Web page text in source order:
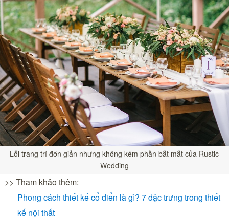
Lối trang trí đơn giản nhưng không kém phần bắt mắt của Rustic
Wedding
>> Tham khảo thêm:
Phong cách thiết kế cổ điển là gì? 7 đặc trưng trong thiết
kế nội thất